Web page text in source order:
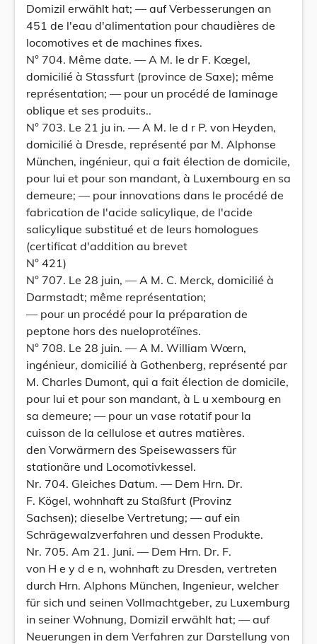
Domizil erwählt hat; — auf Verbesserungen an
451 de l'eau d'alimentation pour chaudières de
locomotives et de machines fixes.
N° 704. Même date. — A M. le dr F. Kœgel,
domicilié à Stassfurt (province de Saxe); même
représentation; — pour un procédé de laminage
oblique et ses produits..
N° 703. Le 21 ju in. — A M. le d r P. von Heyden,
domicilié à Dresde, représenté par M. Alphonse
München, ingénieur, qui a fait élection de domicile,
pour lui et pour son mandant, à Luxembourg en sa
demeure; — pour innovations dans le procédé de
fabrication de l'acide salicylique, de l'acide
salicylique substitué et de leurs homologues
(certificat d'addition au brevet
N° 421)
N° 707. Le 28 juin, — A M. C. Merck, domicilié à
Darmstadt; même représentation;
— pour un procédé pour la préparation de
peptone hors des nueloprotéïnes.
N° 708. Le 28 juin. — A M. William Wœrn,
ingénieur, domicilié à Gothenberg, représenté par
M. Charles Dumont, qui a fait élection de domicile,
pour lui et pour son mandant, à L u xembourg en
sa demeure; — pour un vase rotatif pour la
cuisson de la cellulose et autres matières.
den Vorwärmern des Speisewassers für
stationäre und Locomotivkessel.
Nr. 704. Gleiches Datum. — Dem Hrn. Dr.
F. Kögel, wohnhaft zu Staßfurt (Provinz
Sachsen); dieselbe Vertretung; — auf ein
Schrägewalzverfahren und dessen Produkte.
Nr. 705. Am 21. Juni. — Dem Hrn. Dr. F.
von H e y d e n, wohnhaft zu Dresden, vertreten
durch Hrn. Alphons München, Ingenieur, welcher
für sich und seinen Vollmachtgeber, zu Luxemburg
in seiner Wohnung, Domizil erwählt hat; — auf
Neuerungen in dem Verfahren zur Darstellung von